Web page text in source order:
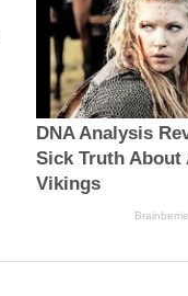
DNA Analysis
Sick Truth About
Vikings